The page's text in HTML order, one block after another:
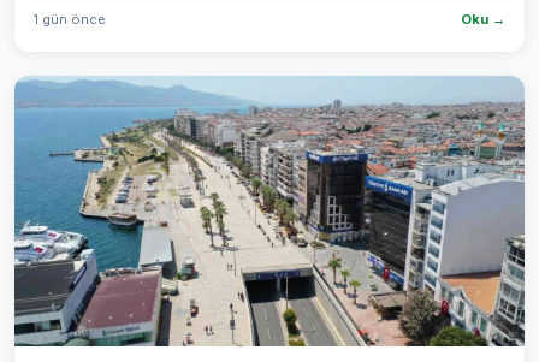
1 gün önce Oku →